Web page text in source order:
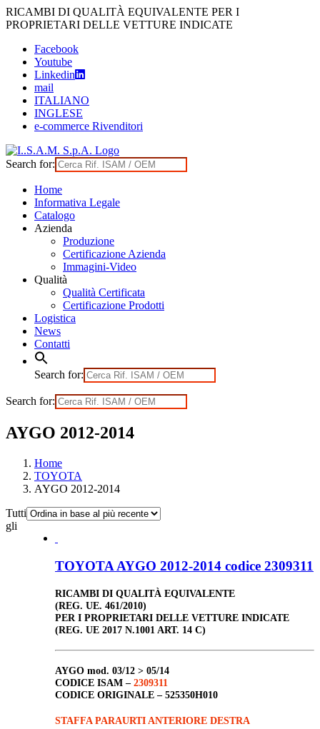
Skip
to
RICAMBI DI QUALITÀ EQUIVALENTE PER I
PROPRIETARI DELLE VETTURE INDICATE
Facebook
Youtube
Linkedin
mail
ITALIANO
INGLESE
e-commerce Rivenditori
Search for:
Home
Informativa Legale
Catalogo
Azienda
Produzione
Certificazione Azienda
Immagini-Video
Qualità
Qualità Certificata
Certificazione Prodotti
Logistica
News
Contatti
Search for:
Search for:
AYGO 2012-2014
Home
TOYOTA
AYGO 2012-2014
TOYOTA AYGO 2012-2014 codice 2309311
RICAMBI DI QUALITÀ EQUIVALENTE
(REG. UE. 461/2010)
PER I PROPRIETARI DELLE VETTURE INDICATE
(REG. UE 2017 N.1001 ART. 14 C)
AYGO mod. 03/12 > 05/14
CODICE ISAM – 2309311
CODICE ORIGINALE – 525350H010
STAFFA PARAURTI ANTERIORE DESTRA
Tutti
gli